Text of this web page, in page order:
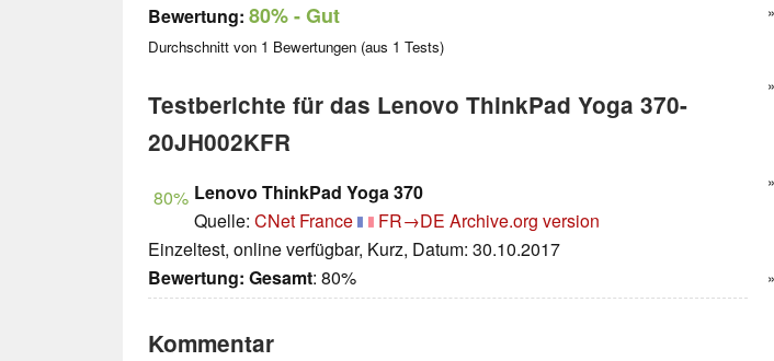
Bewertung: 80%- Gut
Durchschnitt von 1 Bewertungen (aus 1 Tests)
Testberichte für das Lenovo ThinkPad Yoga 370-
20JH002KFR
80% Lenovo ThinkPad Yoga 370
Quelle: CNet France FR→DE Archive.org version
Einzeltest, online verfügbar, Kurz, Datum: 30.10.2017
Bewertung: Gesamt: 80%
Kommentar